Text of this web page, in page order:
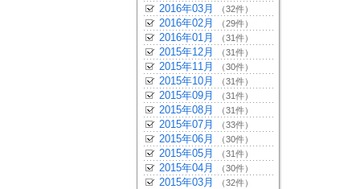
2016年03月 （32件）
2016年02月 （29件）
2016年01月 （31件）
2015年12月 （31件）
2015年11月 （30件）
2015年10月 （31件）
2015年09月 （31件）
2015年08月 （31件）
2015年07月 （33件）
2015年06月 （30件）
2015年05月 （31件）
2015年04月 （30件）
2015年03月 （32件）